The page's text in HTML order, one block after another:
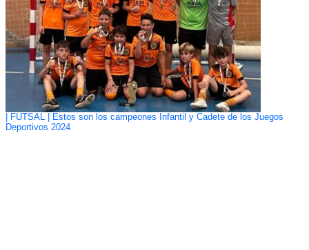
| FUTSAL | Estos son los campeones Infantil y Cadete de los Juegos
Deportivos 2024